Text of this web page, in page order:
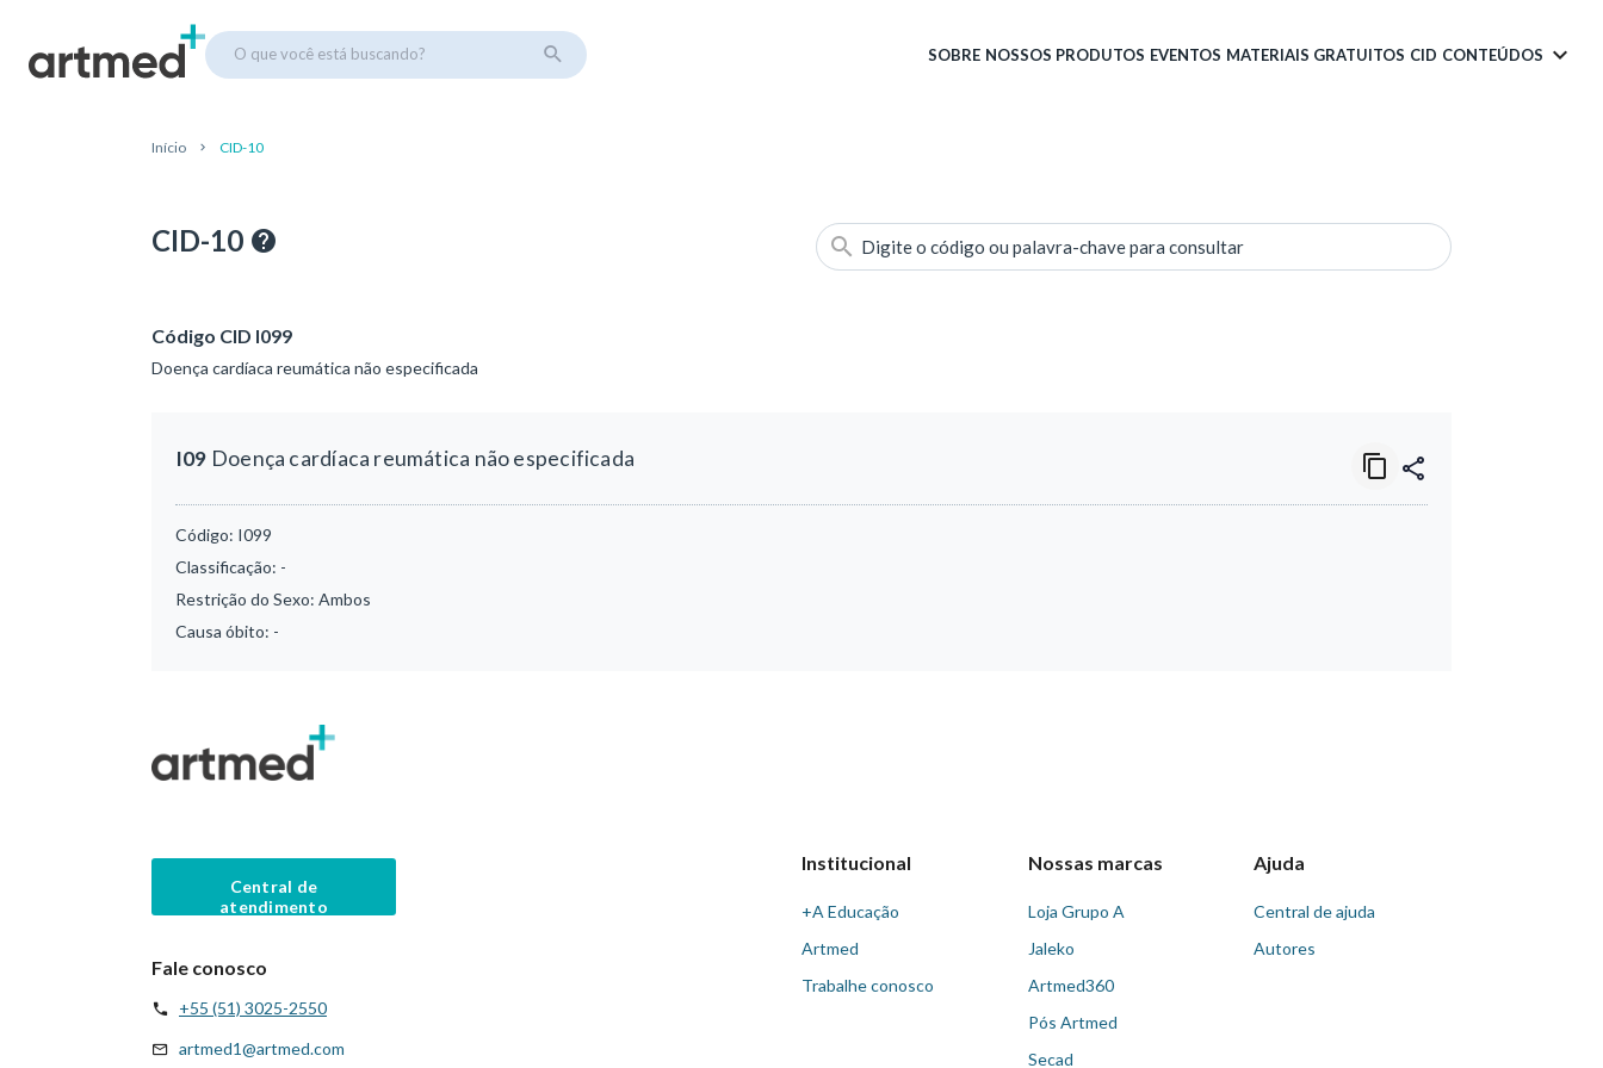
O que você está buscando? SOBRE NOSSOS PRODUTOS EVENTOS MATERIAIS GRATUITOS CID CONTEÚDOS
Início CID-10
CID-10 Digite o código ou palavra-chave para consultar
Código CID I099
Doença cardíaca reumática não especificada
I09 Doença cardíaca reumática não especificada
Código: I099
Classificação: -
Restrição do Sexo: Ambos
Causa óbito: -
Central de
atendimento
Fale conosco
+55 (51) 3025-2550
artmed1@artmed.com
Institucional
+A Educação
Artmed
Trabalhe conosco
Nossas marcas
Loja Grupo A
Jaleko
Artmed360
Pós Artmed
Secad
Ajuda
Central de ajuda
Autores